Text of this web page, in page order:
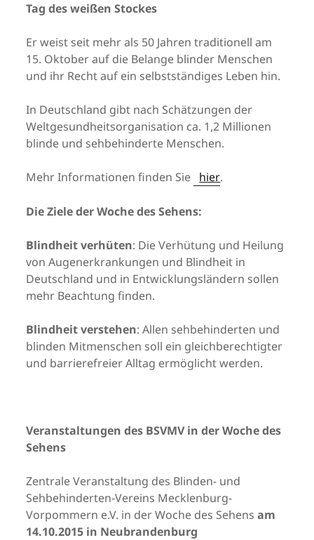
Tag des weißen Stockes
Er weist seit mehr als 50 Jahren traditionell am
15. Oktober auf die Belange blinder Menschen
und ihr Recht auf ein selbstständiges Leben hin.
In Deutschland gibt nach Schätzungen der
Weltgesundheitsorganisation ca. 1,2 Millionen
blinde und sehbehinderte Menschen.
Mehr Informationen finden Sie hier.
Die Ziele der Woche des Sehens:
Blindheit verhüten: Die Verhütung und Heilung
von Augenerkrankungen und Blindheit in
Deutschland und in Entwicklungsländern sollen
mehr Beachtung finden.
Blindheit verstehen: Allen sehbehinderten und
blinden Mitmenschen soll ein gleichberechtigter
und barrierefreier Alltag ermöglicht werden.
Veranstaltungen des BSVMV in der Woche des
Sehens
Zentrale Veranstaltung des Blinden- und
Sehbehinderten-Vereins Mecklenburg-
Vorpommern e.V. in der Woche des Sehensam
14.10.2015 in Neubrandenburg